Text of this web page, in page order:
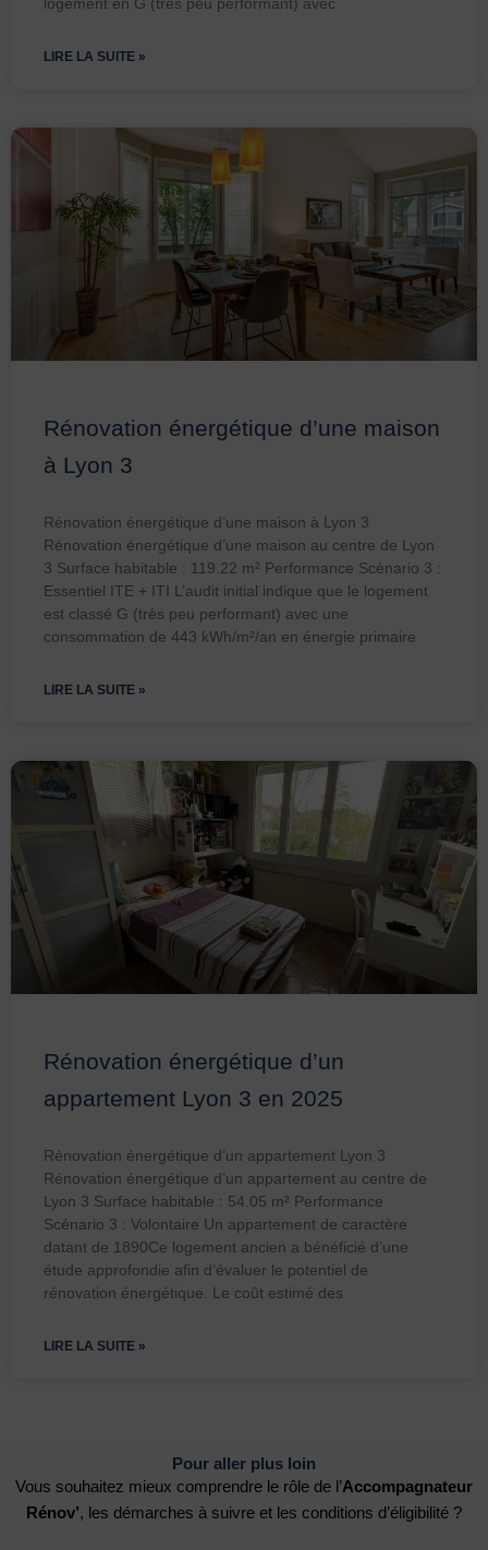
logement en G (très peu performant) avec
LIRE LA SUITE »
Rénovation énergétique d’une maison
à Lyon 3
Rénovation énergétique d’une maison à Lyon 3
Rénovation énergétique d’une maison au centre de Lyon
3 Surface habitable : 119.22 m² Performance Scénario 3 :
Essentiel ITE + ITI L’audit initial indique que le logement
est classé G (très peu performant) avec une
consommation de 443 kWh/m²/an en énergie primaire
LIRE LA SUITE »
Rénovation énergétique d’un
appartement Lyon 3 en 2025
Rénovation énergétique d’un appartement Lyon 3
Rénovation énergétique d’un appartement au centre de
Lyon 3 Surface habitable : 54.05 m² Performance
Scénario 3 : Volontaire Un appartement de caractère
datant de 1890Ce logement ancien a bénéficié d’une
étude approfondie afin d’évaluer le potentiel de
rénovation énergétique. Le coût estimé des
LIRE LA SUITE »
Pour aller plus loin
Vous souhaitez mieux comprendre le rôle de l’Accompagnateur
Rénov’, les démarches à suivre et les conditions d’éligibilité ?